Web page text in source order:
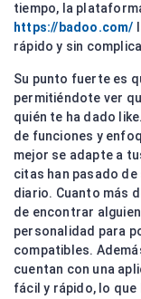
tiempo, la
https://badoo.com/
rápido y sin
Su punto fuerte es
permitiéndote ver
quién te ha dado
de funciones y
mejor se adapte a
citas han pasado
diario. Cuanto más
de encontrar
personalidad para
compatibles.
cuentan con una
fácil y rápido, lo